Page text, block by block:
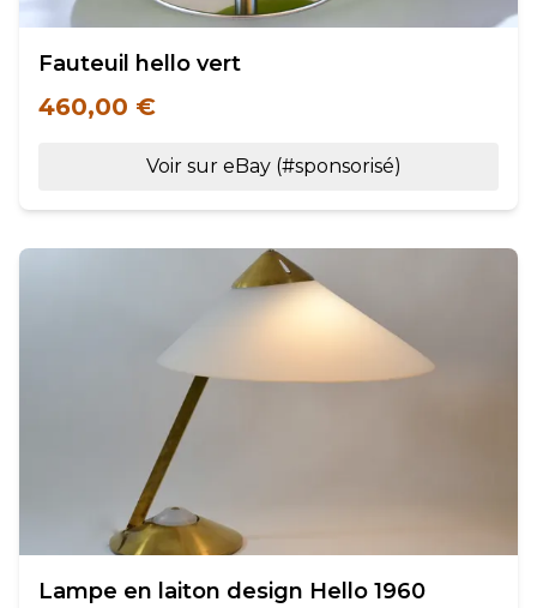
Fauteuil hello vert
460,00 €
Voir sur eBay (#sponsorisé)
Lampe en laiton design Hello 1960